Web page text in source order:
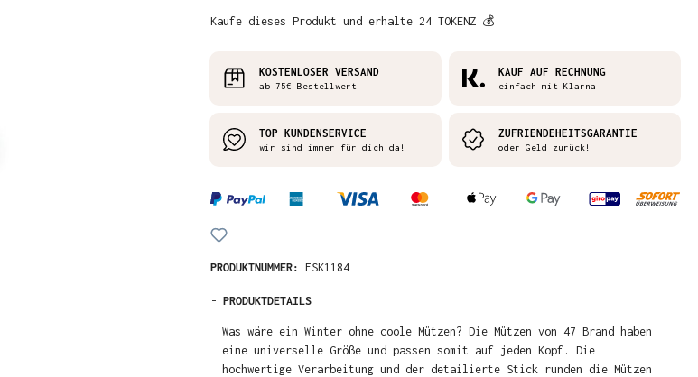
Kaufe dieses Produkt und erhalte 24 TOKENZ 💰
KOSTENLOSER VERSAND
ab 75€ Bestellwert
KAUF AUF RECHNUNG
einfach mit Klarna
TOP KUNDENSERVICE
wir sind immer für dich da!
ZUFRIENDEHEITSGARANTIE
oder Geld zurück!
PRODUKTNUMMER: FSK1184
- PRODUKTDETAILS
Was wäre ein Winter ohne coole Mützen? Die Mützen von 47 Brand haben
eine universelle Größe und passen somit auf jeden Kopf. Die
hochwertige Verarbeitung und der detailierte Stick runden die Mützen